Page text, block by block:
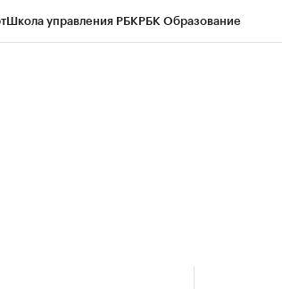
Школа управления РБКРБК Образование